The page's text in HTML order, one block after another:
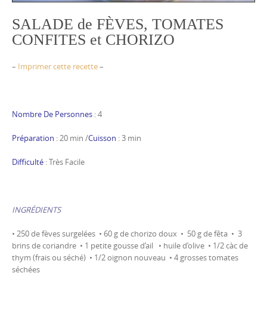
SALADE de FÈVES, TOMATES
CONFITES et CHORIZO
– Imprimer cette recette–
Nombre De Personnes : 4
Préparation : 20 min /Cuisson : 3 min
Difficulté : Très Facile
INGRÉDIENTS
• 250 de fèves surgelées • 60 g de chorizo doux • 50 g de fêta • 3
brins de coriandre • 1 petite gousse d’ail • huile d’olive • 1/2 càc de
thym (frais ou séché) • 1/2 oignon nouveau • 4 grosses tomates
séchées